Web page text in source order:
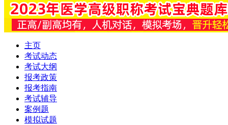
主页
考试动态
考试大纲
报考政策
报考指南
考试辅导
案例题
模拟试题